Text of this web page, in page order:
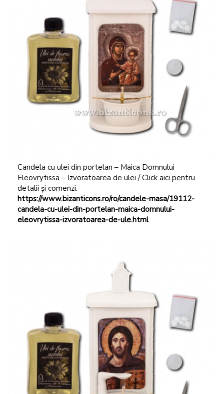
Candela cu ulei din portelan – Maica Domnului
Eleovrytissa – Izvoratoarea de ulei / Click aici pentru
detalii și comenzi:
https://www.bizanticons.ro/ro/candele-masa/19112-
candela-cu-ulei-din-portelan-maica-domnului-
eleovrytissa-izvoratoarea-de-ule.html